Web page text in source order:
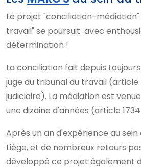
Le projet "conciliation-
travail" se poursuit avec
détermination !
La conciliation fait depuis
juge du tribunal du travail (article
judiciaire). La médiation est
une dizaine d'années (article
Après un an d'expérience au sein
Liège, et de nombreux retours
développé ce projet également